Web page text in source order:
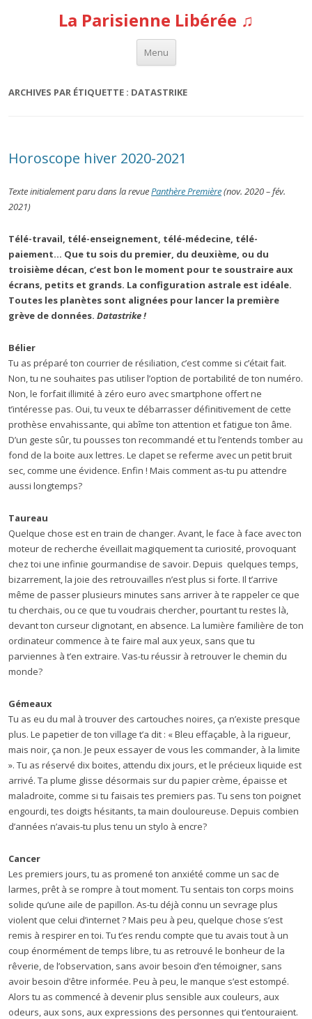
La Parisienne Libérée ♫
Menu
Aller au contenu
ARCHIVES PAR ÉTIQUETTE : DATASTRIKE
Horoscope hiver 2020-2021
Texte initialement paru dans la revuePanthère Première(nov. 2020 – fév.
2021)
Télé-travail, télé-enseignement, télé-médecine, télé-
paiement… Que tu sois du premier, du deuxième, ou du
troisième décan, c’est bon le moment pour te soustraire aux
écrans, petits et grands. La configuration astrale est idéale.
Toutes les planètes sont alignées pour lancer la première
grève de données. Datastrike !
Bélier
Tu as préparé ton courrier de résiliation, c’est comme si c’était fait.
Non, tu ne souhaites pas utiliser l’option de portabilité de ton numéro.
Non, le forfait illimité à zéro euro avec smartphone offert ne
t’intéresse pas. Oui, tu veux te débarrasser définitivement de cette
prothèse envahissante, qui abîme ton attention et fatigue ton âme.
D’un geste sûr, tu pousses ton recommandé et tu l’entends tomber au
fond de la boite aux lettres. Le clapet se referme avec un petit bruit
sec, comme une évidence. Enfin ! Mais comment as-tu pu attendre
aussi longtemps?
Taureau
Quelque chose est en train de changer. Avant, le face à face avec ton
moteur de recherche éveillait magiquement ta curiosité, provoquant
chez toi une infinie gourmandise de savoir. Depuis quelques temps,
bizarrement, la joie des retrouvailles n’est plus si forte. Il t’arrive
même de passer plusieurs minutes sans arriver à te rappeler ce que
tu cherchais, ou ce que tu voudrais chercher, pourtant tu restes là,
devant ton curseur clignotant, en absence. La lumière familière de ton
ordinateur commence à te faire mal aux yeux, sans que tu
parviennes à t’en extraire. Vas-tu réussir à retrouver le chemin du
monde?
Gémeaux
Tu as eu du mal à trouver des cartouches noires, ça n’existe presque
plus. Le papetier de ton village t’a dit : « Bleu effaçable, à la rigueur,
mais noir, ça non. Je peux essayer de vous les commander, à la limite
». Tu as réservé dix boites, attendu dix jours, et le précieux liquide est
arrivé. Ta plume glisse désormais sur du papier crème, épaisse et
maladroite, comme si tu faisais tes premiers pas. Tu sens ton poignet
engourdi, tes doigts hésitants, ta main douloureuse. Depuis combien
d’années n’avais-tu plus tenu un stylo à encre?
Cancer
Les premiers jours, tu as promené ton anxiété comme un sac de
larmes, prêt à se rompre à tout moment. Tu sentais ton corps moins
solide qu’une aile de papillon. As-tu déjà connu un sevrage plus
violent que celui d’internet ? Mais peu à peu, quelque chose s’est
remis à respirer en toi. Tu t’es rendu compte que tu avais tout à un
coup énormément de temps libre, tu as retrouvé le bonheur de la
rêverie, de l’observation, sans avoir besoin d’en témoigner, sans
avoir besoin d’être informée. Peu à peu, le manque s’est estompé.
Alors tu as commencé à devenir plus sensible aux couleurs, aux
odeurs, aux sons, aux expressions des personnes qui t’entouraient.